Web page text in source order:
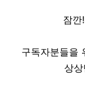
잠깐
구독자분들을
상